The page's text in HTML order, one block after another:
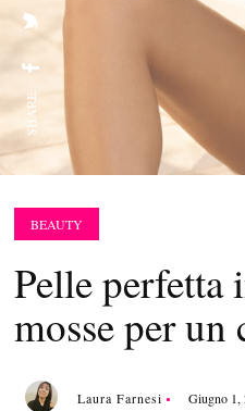
SHARE:
BEAUTY
Pelle perfetta
mosse per
Laura Farnesi Giugno 1,